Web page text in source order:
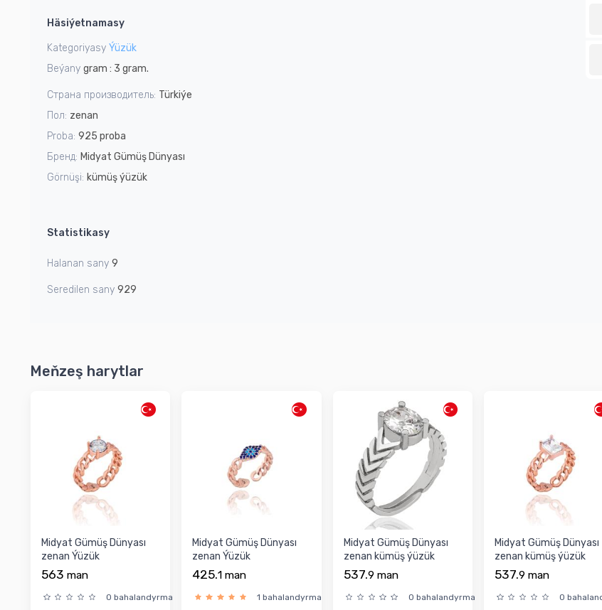
4
Häsiýetnamasy
Kategoriyasy Ýüzük
Beýany gram : 3 gram.
Страна производитель: Türkiýe
Пол: zenan
Proba: 925 proba
Бренд: Midyat Gümüş Dünyası
Görnüşi: kümüş ýüzük
Statistikasy
Halanan sany 9
Seredilen sany 929
Meňzeş harytlar
Midyat Gümüş Dünyası
zenan Ýüzük
563 man
0 bahalandyrma
Midyat Gümüş Dünyası
zenan Ýüzük
425.1 man
1 bahalandyrma
Midyat Gümüş Dünyası
zenan kümüş ýüzük
537.9 man
0 bahalandyrma
Midyat Gümüş Dünyası
zenan kümüş ýüzük
537.9 man
0